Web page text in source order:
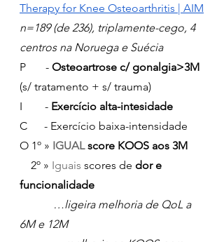
Therapy for Knee Osteoarthritis | AIM
n=189 (de 236), triplamente-cego, 4
centros na Noruega e Suécia
P       - Osteoartrose c/ gonalgia>3M
(s/ tratamento + s/ trauma)
I        - Exercício alta-intesidade
C      - Exercício baixa-intensidade
O 1º » IGUAL score KOOS aos 3M
    2º »
Iguais scores de dor e
funcionalidade
6M e 12M